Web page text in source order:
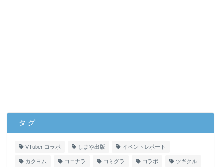
タグ
VTuber コラボ しまや出版 イベントレポート
カクヨム ココナラ コミグラ コラボ ツギクル